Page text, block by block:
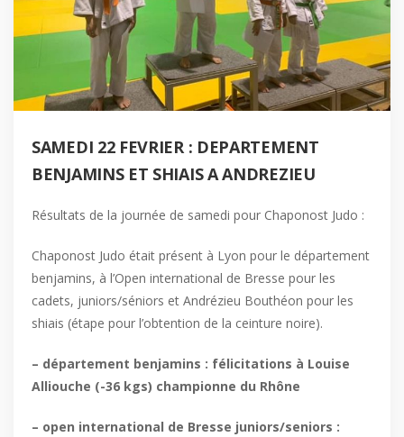
SAMEDI 22 FEVRIER : DEPARTEMENT
BENJAMINS ET SHIAIS A ANDREZIEU
Résultats de la journée de samedi pour Chaponost Judo :
Chaponost Judo était présent à Lyon pour le département
benjamins, à l’Open international de Bresse pour les
cadets, juniors/séniors et Andrézieu Bouthéon pour les
shiais (étape pour l’obtention de la ceinture noire).
– département benjamins : félicitations à Louise
Alliouche (-36 kgs) championne du Rhône
– open international de Bresse juniors/seniors :